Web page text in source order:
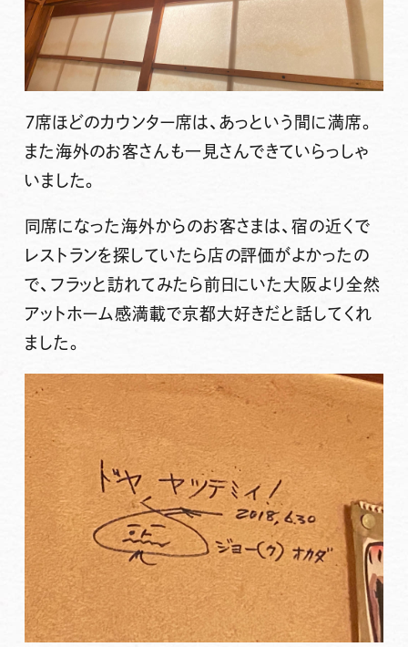
７席ほどのカウンター席は、あっという間に満席。
また海外のお客さんも一見さんできていらっしゃ
いました。
同席になった海外からのお客さまは、宿の近くで
レストランを探していたら店の評価がよかったの
で、フラッと訪れてみたら前日にいた大阪より全然
アットホーム感満載で京都大好きだと話してくれ
ました。